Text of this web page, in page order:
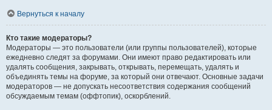
Вернуться к началу
Кто такие модераторы?
Модераторы — это пользователи (или группы пользователей), которые
ежедневно следят за форумами. Они имеют право редактировать или
удалять сообщения, закрывать, открывать, перемещать, удалять и
объединять темы на форуме, за который они отвечают. Основные задачи
модераторов — не допускать несоответствия содержания сообщений
обсуждаемым темам (оффтопик), оскорблений.